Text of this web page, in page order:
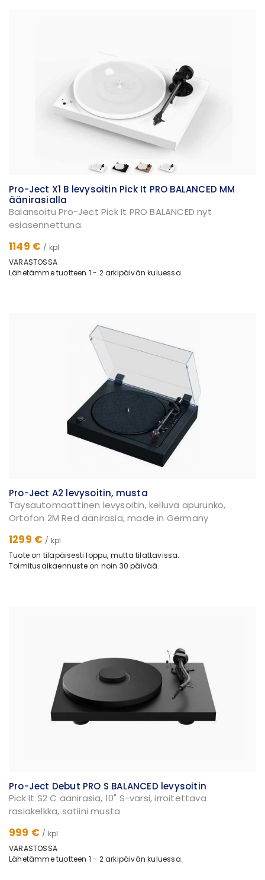
Pro-Ject X1 B levysoitin Pick It PRO BALANCED MM
äänirasialla
Balansoitu Pro-Ject Pick It PRO BALANCED nyt
esiasennettuna.
1149 € / kpl
VARASTOSSA
Lähetämme tuotteen 1 - 2 arkipäivän kuluessa.
Pro-Ject A2 levysoitin, musta
Täysautomaattinen levysoitin, kelluva apurunko,
Ortofon 2M Red äänirasia, made in Germany
1299 € / kpl
Tuote on tilapäisesti loppu, mutta tilattavissa.
Toimitusaikaennuste on noin 30 päivää.
Pro-Ject Debut PRO S BALANCED levysoitin
Pick It S2 C äänirasia, 10" S-varsi, irroitettava
rasiakelkka, satiini musta
999 € / kpl
VARASTOSSA
Lähetämme tuotteen 1 - 2 arkipäivän kuluessa.